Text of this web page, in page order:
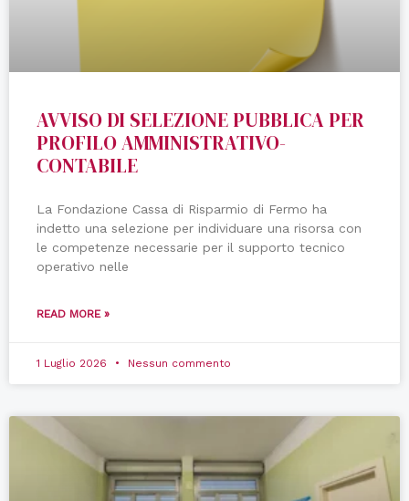
AVVISO DI SELEZIONE PUBBLICA PER
PROFILO AMMINISTRATIVO-
CONTABILE
La Fondazione Cassa di Risparmio di Fermo ha
indetto una selezione per individuare una risorsa con
le competenze necessarie per il supporto tecnico
operativo nelle
READ MORE »
1 Luglio 2026 Nessun commento